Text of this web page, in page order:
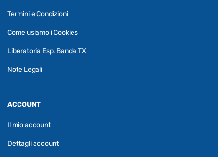
Termini e Condizioni
Come usiamo i Cookies
Liberatoria Esp, Banda TX
Note Legali
ACCOUNT
Il mio account
Dettagli account